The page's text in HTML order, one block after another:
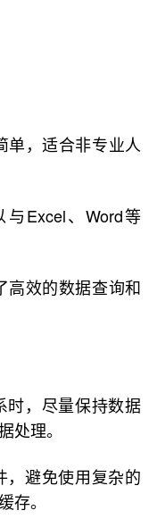
单，适合非专业人
Excel、Word等
高效的数据查询和
时，尽量保持数据
处理。
，避免使用复杂的
存。